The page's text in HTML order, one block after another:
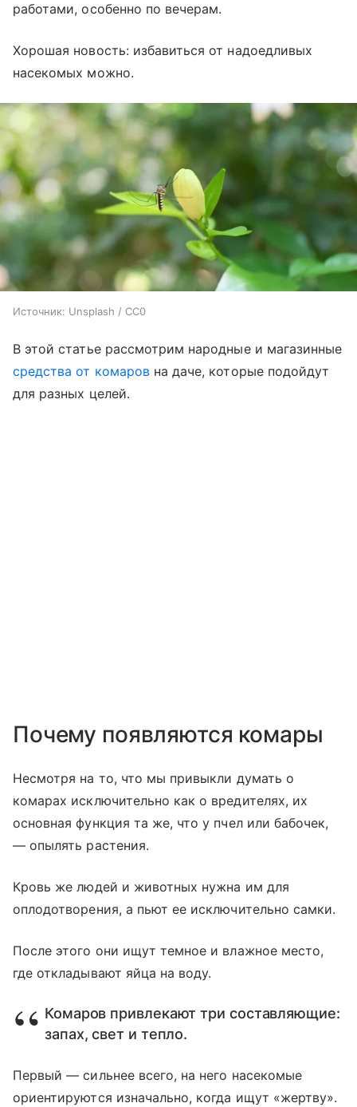
работами, особенно по вечерам.
Хорошая новость: избавиться от надоедливых
насекомых можно.
Источник: Unsplash / CC0
В этой статье рассмотрим народные и магазинные
средства от комаровна даче, которые подойдут
для разных целей.
Почему появляются комары
Несмотря на то, что мы привыкли думать о
комарах исключительно как о вредителях, их
основная функция та же, что у пчел или бабочек,
— опылять растения.
Кровь же людей и животных нужна им для
оплодотворения, а пьют ее исключительно самки.
После этого они ищут темное и влажное место,
где откладывают яйца на воду.
Комаров привлекают три составляющие:
запах, свет и тепло.
Первый — сильнее всего, на него насекомые
ориентируются изначально, когда ищут «жертву».